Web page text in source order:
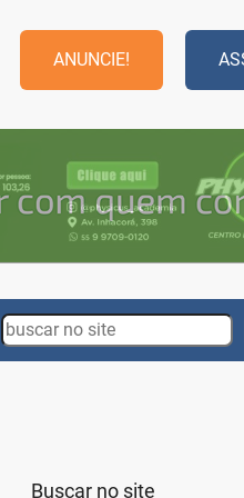
ANUNCIE!
Search
Buscar no site